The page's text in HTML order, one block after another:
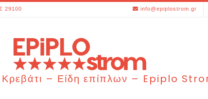
29100 info@epiplostrom.gr
– Είδη επίπλων – Epiplo